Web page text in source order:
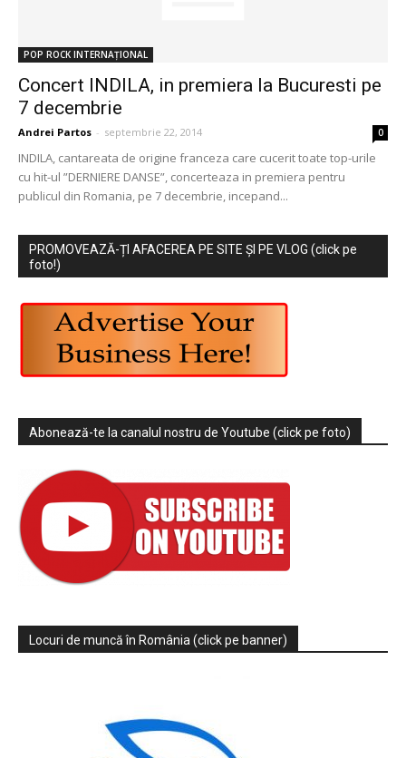
POP ROCK INTERNAȚIONAL
Concert INDILA, in premiera la Bucuresti pe
7 decembrie
Andrei Partos - septembrie 22, 2014 0
INDILA, cantareata de origine franceza care cucerit toate top-urile
cu hit-ul ”DERNIERE DANSE”, concerteaza in premiera pentru
publicul din Romania, pe 7 decembrie, incepand...
PROMOVEAZĂ-ȚI AFACEREA PE SITE ȘI PE VLOG (click pe
foto!)
Abonează-te la canalul nostru de Youtube (click pe foto)
Locuri de muncă în România (click pe banner)